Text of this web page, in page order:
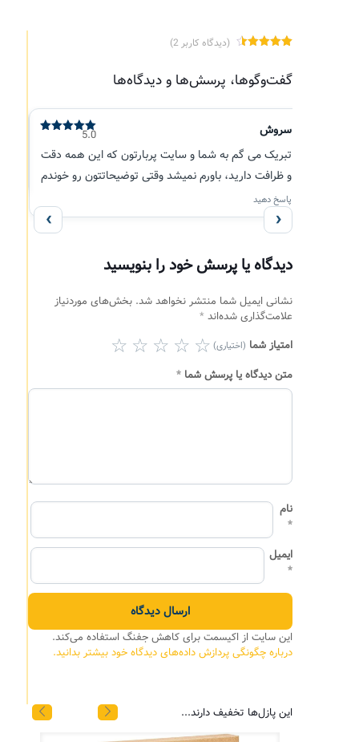
مشتری
(دیدگاه کاربر 2
)
گفت‌وگوها، پرسش‌ها و دیدگاه‌ها
›
سروش
نمره
5.0
تبریک می گم به شما و سایت پربارتون که این همه دقت
و ظرافت دارید، باورم نمیشد وقتی توضیحاتتون رو خوندم
پاسخ دهید
‹
دیدگاه یا پرسش خود را بنویسید
نشانی ایمیل شما منتشر نخواهد شد. بخش‌های موردنیاز
علامت‌گذاری شده‌اند *
امتیاز شما (اختیاری)
متن دیدگاه یا پرسش شما *
نام
*
ایمیل
*
این سایت از اکیسمت برای کاهش جفنگ استفاده می‌کند.
درباره چگونگی پردازش داده‌های دیدگاه خود بیشتر بدانید.
این پازل‌ها تخفیف دارند...